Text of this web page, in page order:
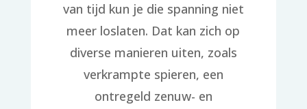
van tijd kun je die spanning niet
meer loslaten. Dat kan zich op
diverse manieren uiten, zoals
verkrampte spieren, een
ontregeld zenuw- en